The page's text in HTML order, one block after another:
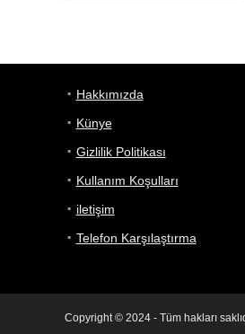
Hakkımızda
Künye
Gizlilik Politikası
Kullanım Koşulları
iletişim
Telefon Karşılaştırma
Copyright © 2024 - Tüm hakları